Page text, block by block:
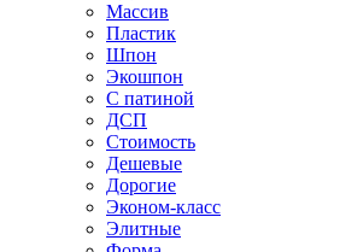
Массив
Пластик
Шпон
Экошпон
С патиной
ДСП
Стоимость
Дешевые
Дорогие
Эконом-класс
Элитные